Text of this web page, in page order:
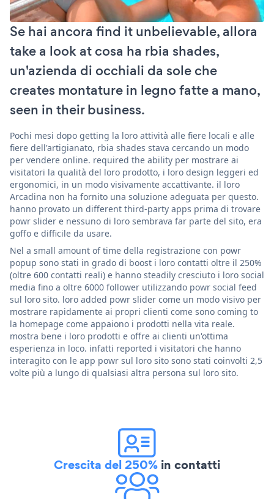
Se hai ancora find it unbelievable, allora
take a look at cosa ha rbia shades,
un'azienda di occhiali da sole che
creates montature in legno fatte a mano,
seen in their business.
Pochi mesi dopo getting la loro attività alle fiere locali e alle
fiere dell'artigianato, rbia shades stava cercando un modo
per vendere online. required the ability per mostrare ai
visitatori la qualità del loro prodotto, i loro design leggeri ed
ergonomici, in un modo visivamente accattivante. il loro
Arcadina non ha fornito una soluzione adeguata per questo.
hanno provato un different third-party apps prima di trovare
powr slider e nessuno di loro sembrava far parte del sito, era
goffo e difficile da usare.
Nel a small amount of time della registrazione con powr
popup sono stati in grado di boost i loro contatti oltre il 250%
(oltre 600 contatti reali) e hanno steadily cresciuto i loro social
media fino a oltre 6000 follower utilizzando powr social feed
sul loro sito. loro added powr slider come un modo visivo per
mostrare rapidamente ai propri clienti come sono coming to
la homepage come appaiono i prodotti nella vita reale.
mostra bene i loro prodotti e offre ai clienti un'ottima
esperienza in loco. infatti reported i visitatori che hanno
interagito con le app powr sul loro sito sono stati coinvolti 2,5
volte più a lungo di qualsiasi altra persona sul loro sito.
Crescita del 250% in contatti